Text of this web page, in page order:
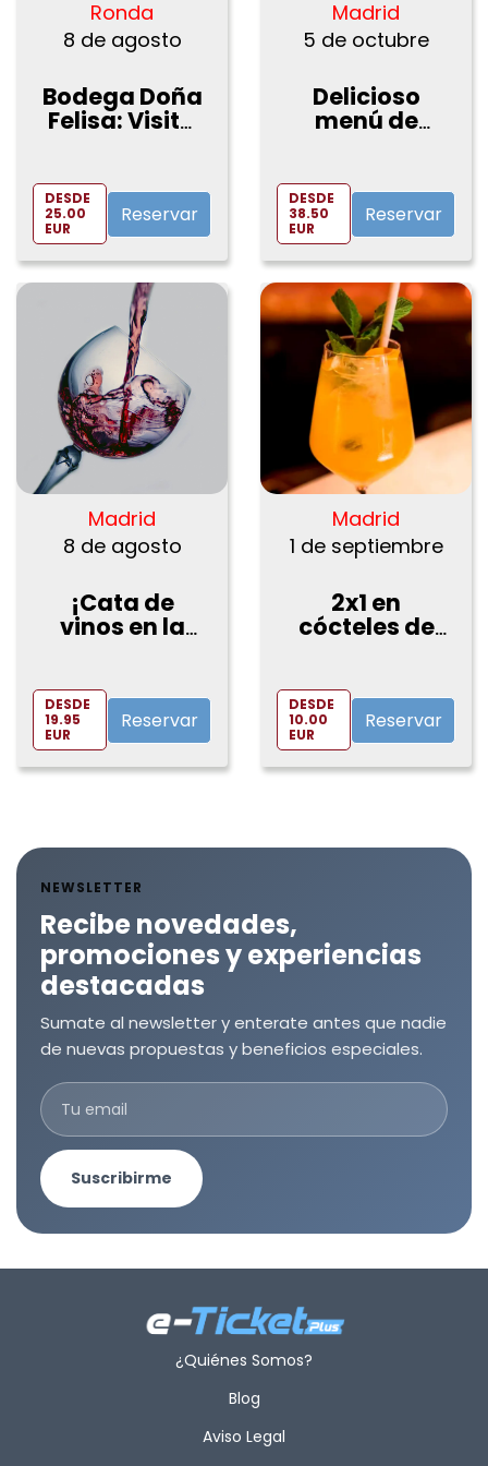
Ronda
8 de agosto
Bodega Doña
Felisa: Visita
comida
DESDE
25.00
EUR
Reservar
Madrid
5 de octubre
Delicioso
menú de
Taberna La
Bola
DESDE
38.50
EUR
Reservar
Madrid
8 de agosto
¡Cata de
vinos en la
DESDE
19.95
EUR
Reservar
Madrid
1 de septiembre
2x1 en
cócteles de
VinoPremier
DESDE
10.00
EUR
Reservar
NEWSLETTER
Recibe novedades,
promociones y experiencias
destacadas
Sumate al newsletter y enterate antes que nadie
de nuevas propuestas y beneficios especiales.
Suscribirme
¿Quiénes Somos?
Blog
Aviso Legal